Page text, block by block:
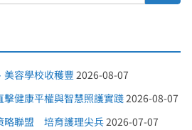
容學校收穫豐 2026-08-07
健康平權與智慧照護實踐2026-08-07
略聯盟 培育護理尖兵2026-07-07